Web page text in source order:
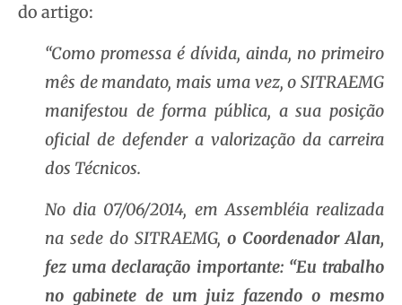
do artigo:
“Como promessa é dívida, ainda, no primeiro
mês de mandato, mais uma vez, o SITRAEMG
manifestou de forma pública, a sua posição
oficial de defender a valorização da carreira
dos Técnicos.
No dia 07/06/2014, em Assembléia realizada
na sede do SITRAEMG, o Coordenador Alan,
fez uma declaração importante: “Eu trabalho
no gabinete de um juiz fazendo o mesmo